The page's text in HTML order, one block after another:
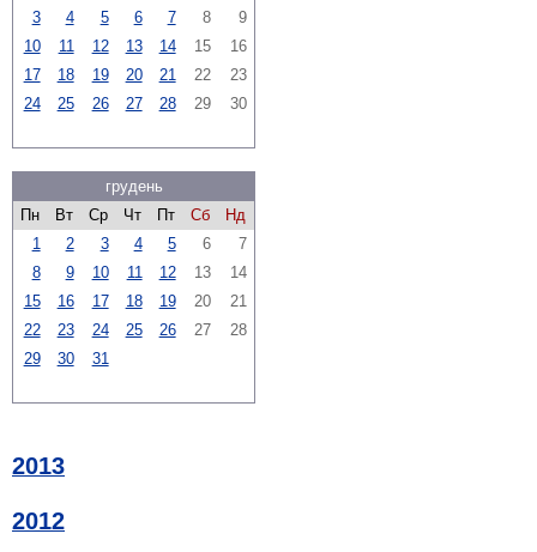
3
4 5 6 7 8
9
10
11 12 13 14 15
16
17
18 19 20 21 22
23
24
25 26 27 28 29 30
грудень
Пн
Вт Ср Чт Пт Сб
Нд
1
2 3 4 5 6
7
8
9 10 11 12 13
14
15
16 17 18 19 20
21
22
23 24 25 26 27
28
29
30 31
2013
2012